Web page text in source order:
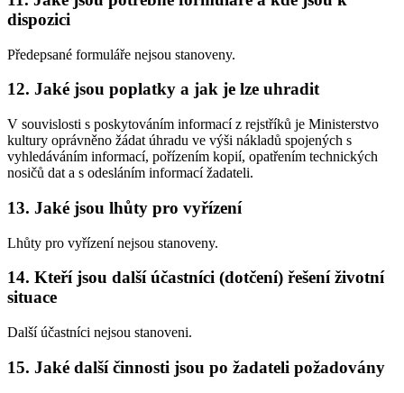
dispozici
Předepsané formuláře nejsou stanoveny.
12. Jaké jsou poplatky a jak je lze uhradit
V souvislosti s poskytováním informací z rejstříků je Ministerstvo
kultury oprávněno žádat úhradu ve výši nákladů spojených s
vyhledáváním informací, pořízením kopií, opatřením technických
nosičů dat a s odesláním informací žadateli.
13. Jaké jsou lhůty pro vyřízení
Lhůty pro vyřízení nejsou stanoveny.
14. Kteří jsou další účastníci (dotčení) řešení životní
situace
Další účastníci nejsou stanoveni.
15. Jaké další činnosti jsou po žadateli požadovány